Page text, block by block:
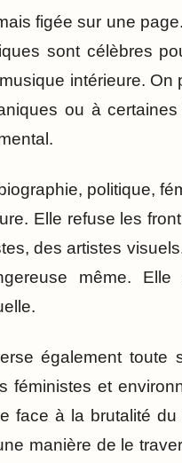
figée sur une
sont célèbres
intérieure.
ou à
politique,
Elle refuse les
des artistes
même. Elle
également toute
féministes et
face à la brutalité
manière de le